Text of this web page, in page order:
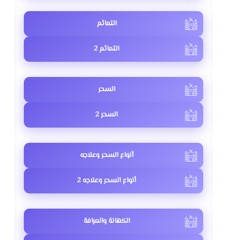
التمائم
التمائم 2
السحر
السحر 2
أنواع السحر وعلاجه
أنواع السحر وعلاجه 2
الكهانة والعرافة